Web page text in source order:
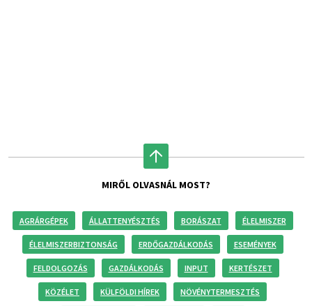
MIRŐL OLVASNÁL MOST?
AGRÁRGÉPEK ÁLLATTENYÉSZTÉS BORÁSZAT ÉLELMISZER
ÉLELMISZERBIZTONSÁG ERDŐGAZDÁLKODÁS ESEMÉNYEK
FELDOLGOZÁS GAZDÁLKODÁS INPUT KERTÉSZET
KÖZÉLET KÜLFÖLDI HÍREK NÖVÉNYTERMESZTÉS